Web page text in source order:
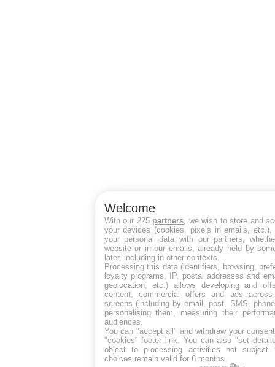
Welcome
With our 225 partners , we wish to store and
your devices (cookies, pixels in emails, etc.),
your personal data with our partners,
website or in our emails, already held by
later, including in other contexts.
Processing this data (identifiers, browsing,
loyalty programs, IP, postal addresses and
geolocation, etc.) allows developing and
content, commercial offers and ads
screens (including by email, post, SMS,
personalising them, measuring their
audiences.
You can "accept all" and withdraw your
"cookies" footer link . You can also "set
object to processing activities not subject
choices remain valid for 6 months.